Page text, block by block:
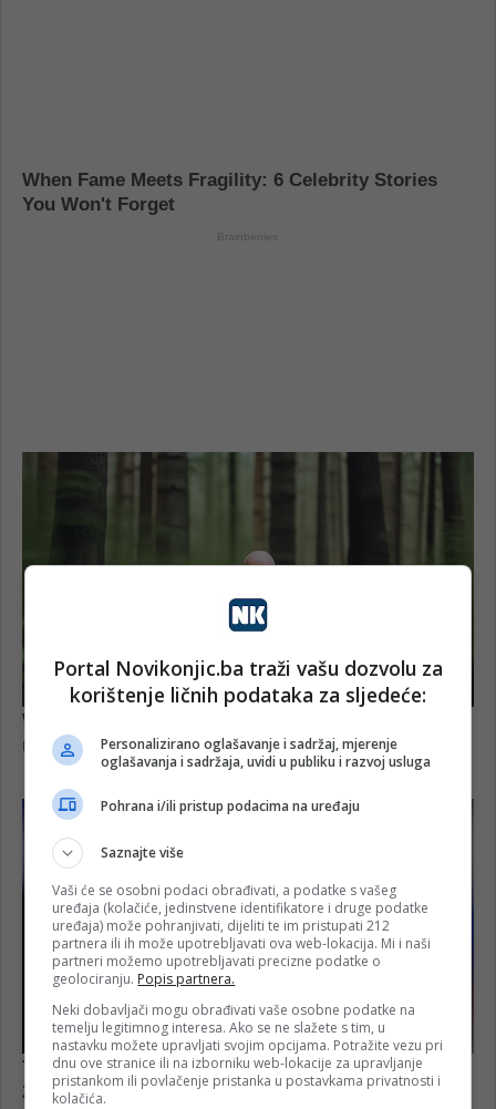
Portal Novikonjic.ba traži vašu dozvolu za
korištenje ličnih podataka za sljedeće:
Personalizirano oglašavanje i sadržaj, mjerenje
oglašavanja i sadržaja, uvidi u publiku i razvoj usluga
Pohrana i/ili pristup podacima na uređaju
Saznajte više
Vaši će se osobni podaci obrađivati, a podatke s vašeg
uređaja (kolačiće, jedinstvene identifikatore i druge podatke
uređaja) može pohranjivati, dijeliti te im pristupati 212
partnera ili ih može upotrebljavati ova web-lokacija. Mi i naši
partneri možemo upotrebljavati precizne podatke o
geolociranju. Popis partnera.
Neki dobavljači mogu obrađivati vaše osobne podatke na
temelju legitimnog interesa. Ako se ne slažete s tim, u
nastavku možete upravljati svojim opcijama. Potražite vezu pri
dnu ove stranice ili na izborniku web-lokacije za upravljanje
pristankom ili povlačenje pristanka u postavkama privatnosti i
kolačića.